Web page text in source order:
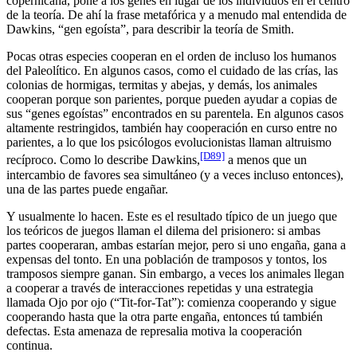
de la teoría. De ahí la frase metafórica y a menudo mal entendida de
Dawkins, “gen egoísta”, para describir la teoría de Smith.
Pocas otras especies cooperan en el orden de incluso los humanos
del Paleolítico. En algunos casos, como el cuidado de las crías, las
colonias de hormigas, termitas y abejas, y demás, los animales
cooperan porque son parientes, porque pueden ayudar a copias de
sus “genes egoístas” encontrados en su parentela. En algunos casos
altamente restringidos, también hay cooperación en curso entre no
parientes, a lo que los psicólogos evolucionistas llaman altruismo
recíproco. Como lo describe Dawkins,[D89] a menos que un
intercambio de favores sea simultáneo (y a veces incluso entonces),
una de las partes puede engañar.
Y usualmente lo hacen. Este es el resultado típico de un juego que
los teóricos de juegos llaman el dilema del prisionero: si ambas
partes cooperaran, ambas estarían mejor, pero si uno engaña, gana a
expensas del tonto. En una población de tramposos y tontos, los
tramposos siempre ganan. Sin embargo, a veces los animales llegan
a cooperar a través de interacciones repetidas y una estrategia
llamada Ojo por ojo (“Tit-for-Tat”): comienza cooperando y sigue
cooperando hasta que la otra parte engaña, entonces tú también
defectas. Esta amenaza de represalia motiva la cooperación
continua.